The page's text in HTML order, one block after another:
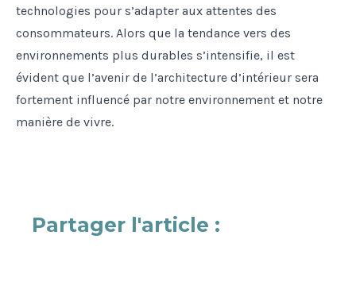
technologies pour s’adapter aux attentes des
consommateurs. Alors que la tendance vers des
environnements plus durables s’intensifie, il est
évident que l’avenir de l’architecture d’intérieur sera
fortement influencé par notre environnement et notre
manière de vivre.
Partager l'article :